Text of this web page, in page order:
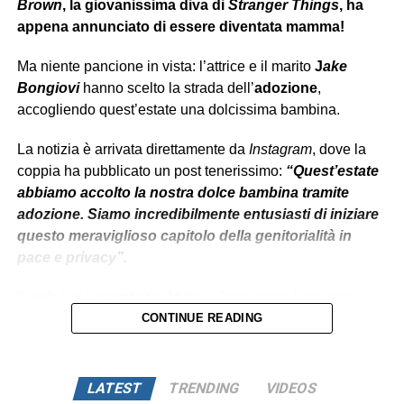
Brown, la giovanissima diva di Stranger Things, ha
appena annunciato di essere diventata mamma!
Ma niente pancione in vista: l’attrice e il marito Jake
Bongiovihanno scelto la strada dell’adozione,
accogliendo quest’estate una dolcissima bambina.
La notizia è arrivata direttamente da Instagram, dove la
coppia ha pubblicato un post tenerissimo: “Quest’estate
abbiamo accolto la nostra dolce bambina tramite
adozione. Siamo incredibilmente entusiasti di iniziare
questo meraviglioso capitolo della genitorialità in
pace e privacy”.
sono sempre stati una delle coppie più amate e
CONTINUE READING
LATEST TRENDING VIDEOS